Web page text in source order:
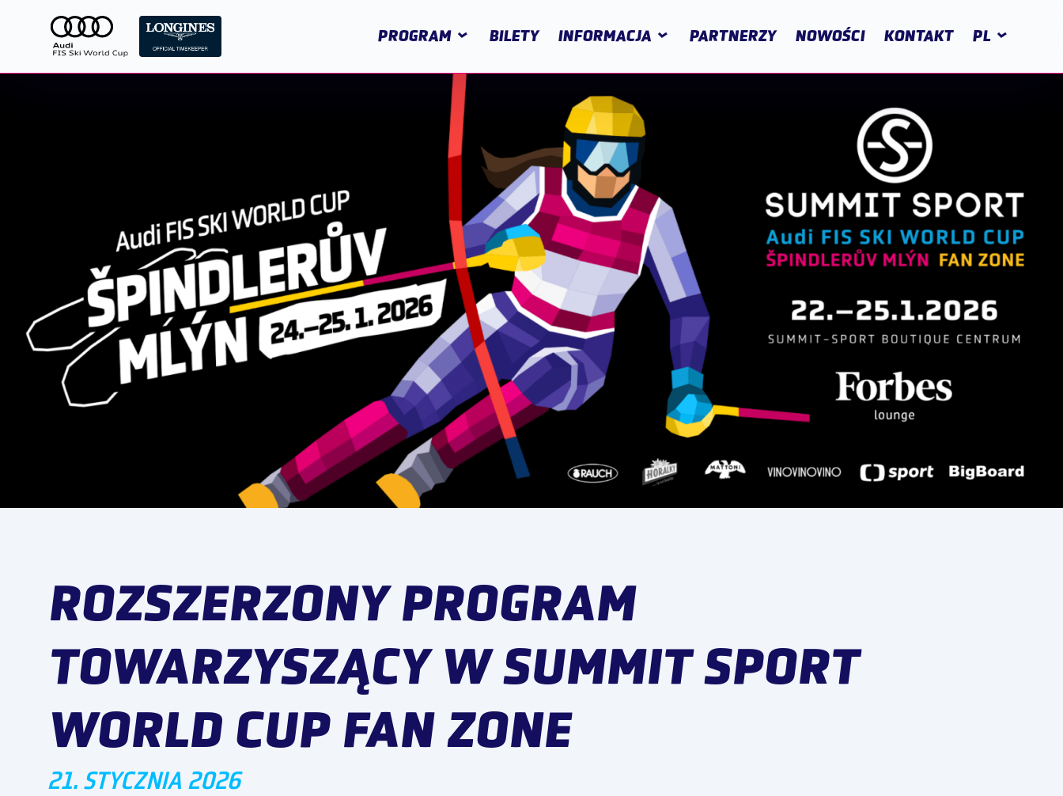
PROGRAM BILETY INFORMACJA PARTNERZY NOWOŚCI KONTAKT PL
ROZSZERZONY PROGRAM
TOWARZYSZĄCY W SUMMIT SPORT
WORLD CUP FAN ZONE
21. STYCZNIA 2026